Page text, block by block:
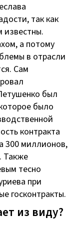
так как
известны.
а потому
в отрасли
Сам
был
было
контракта
300 миллионов,
Также
тесно
при
госконтракты.
из виду?